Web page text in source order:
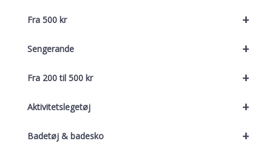
+
Fra 500 kr
+
Sengerande
+
Fra 200 til 500 kr
+
Aktivitetslegetøj
+
Badetøj & badesko